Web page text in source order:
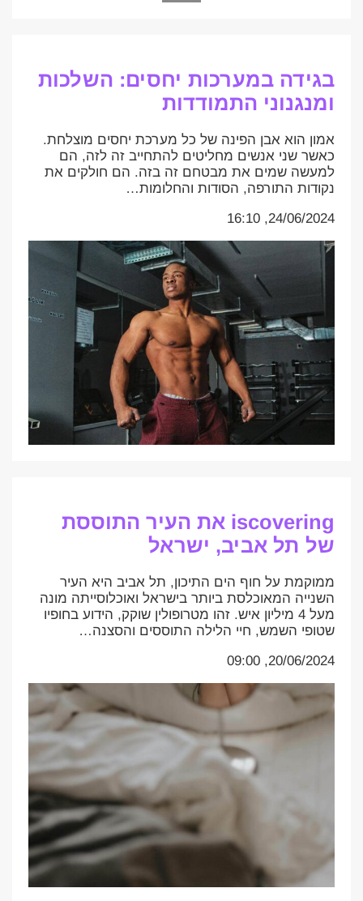
בגידה במערכות יחסים: השלכות
ומנגנוני התמודדות
אמון הוא אבן הפינה של כל מערכת יחסים מוצלחת.
כאשר שני אנשים מחליטים להתחייב זה לזה, הם
למעשה שמים את מבטחם זה בזה. הם חולקים את
נקודות התורפה, הסודות והחלומות…
24/06/2024, 16:10
iscovering את העיר התוססת
של תל אביב, ישראל
ממוקמת על חוף הים התיכון, תל אביב היא העיר
השנייה המאוכלסת ביותר בישראל ואוכלוסייתה מונה
מעל 4 מיליון איש. זהו מטרופולין שוקק, הידוע בחופיו
שטופי השמש, חיי הלילה התוססים והסצנה…
20/06/2024, 09:00